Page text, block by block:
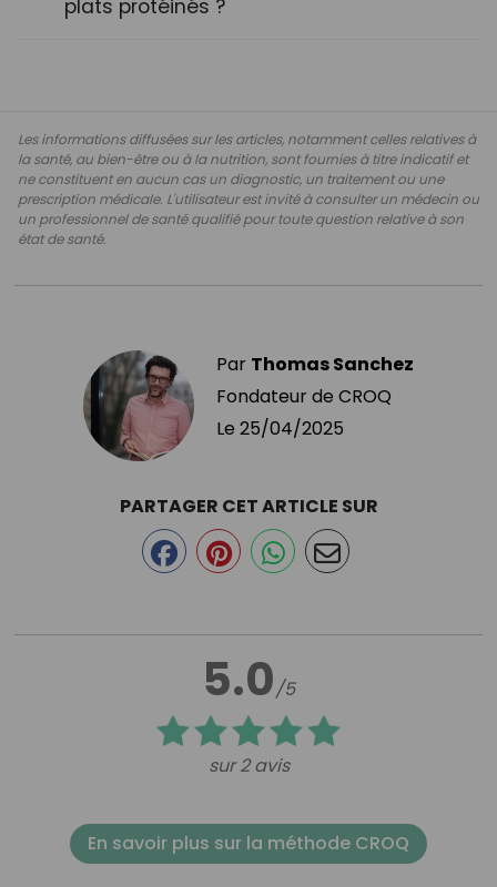
plats protéinés ?
Les informations diffusées sur les articles, notamment celles relatives à
la santé, au bien-être ou à la nutrition, sont fournies à titre indicatif et
ne constituent en aucun cas un diagnostic, un traitement ou une
prescription médicale. L'utilisateur est invité à consulter un médecin ou
un professionnel de santé qualifié pour toute question relative à son
état de santé.
Par Thomas Sanchez
Fondateur de CROQ
Le 25/04/2025
5.0/5
sur 2 avis
PARTAGER CET ARTICLE SUR
En savoir plus sur la méthode CROQ